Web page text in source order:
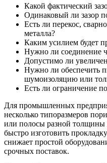
Какой фактический
Одинаковый ли зазор
Есть ли перекос,
металла?
Каким усилием будет
Нужно ли соединение
Допустимо ли
Нужно ли обеспечить
шумоизоляцию или
Есть ли ограничение
Для промышленных
несколько типоразмеров
или полосы разной толщины
быстро изготовить
снижает простой
срочных поставок.